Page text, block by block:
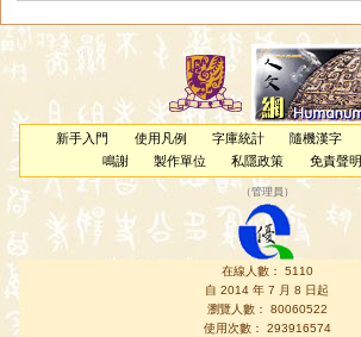
新手入門 使用凡例 字庫統計 隨機漢字
鳴謝
製作單位 私隱政策 免責聲明
（管理員 ）
在線人數： 5110
自 2014 年 7 月 8 日起
瀏覽人數： 80060522
使用次數： 293916574